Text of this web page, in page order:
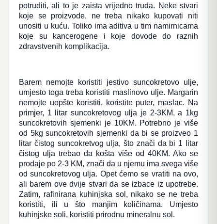
potruditi, ali to je zaista vrijedno truda. Neke stvari
koje se proizvode, ne treba nikako kupovati niti
unositi u kuću. Toliko ima aditiva u tim namirnicama
koje su kancerogene i koje dovode do raznih
zdravstvenih komplikacija.
Barem nemojte koristiti jestivo suncokretovo ulje,
umjesto toga treba koristiti maslinovo ulje. Margarin
nemojte uopšte koristiti, koristite puter, maslac. Na
primjer, 1 litar suncokretovog ulja je 2-3KM, a 1kg
suncokretovih sjemenki je 10KM. Potrebno je više
od 5kg suncokretovih sjemenki da bi se proizveo 1
litar čistog suncokretvog ulja, što znači da bi 1 litar
čistog ulja trebao da košta više od 40KM. Ako se
prodaje po 2-3 KM, znači da u njemu ima svega više
od suncokretovog ulja. Opet ćemo se vratiti na ovo,
ali barem ove dvije stvari da se izbace iz upotrebe.
Zatim, rafinirana kuhinjska sol, nikako se ne treba
koristiti, ili u što manjim količinama. Umjesto
kuhinjske soli, koristiti prirodnu mineralnu sol.